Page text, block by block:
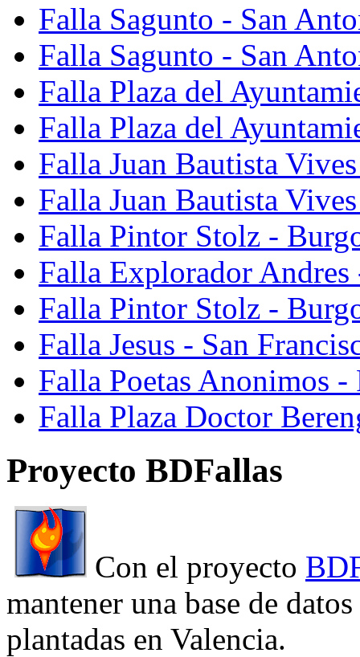
Falla Sagunto - San
Falla Sagunto - San
Falla Plaza del
Falla Plaza del
Falla Juan Bautista
Falla Juan Bautista
Falla Pintor Stolz -
Falla Explorador Andres
Falla Pintor Stolz -
Falla Jesus - San
Falla Poetas Anonimos
Falla Plaza Doctor
Proyecto BDFallas
Con el proyecto
mantener una base de
plantadas en Valencia.